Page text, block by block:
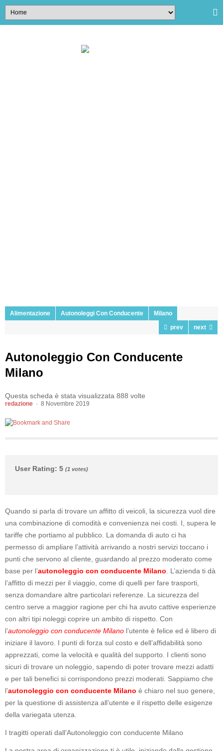
Alimentazione Autonoleggi Con Conducente
Milano
prev
next
Autonoleggio Con Conducente
Milano
Questa scheda è stata visualizzata 888 volte
redazione 8 Novembre 2019
User Rating: 5 (1 votes)
Quando si parla di trovare un affitto di veicoli, la sicurezza vuol dire
una combinazione di comodità e convenienza nei costi. I, supera le
tariffe che portiamo al pubblico. La domanda di auto ci ha
permesso di ampliare l’attività arrivando a nostri servizi toccano i
punti che servono al cliente, guardando al prezzo moderato come
base per l’autonoleggio con conducente Milano . L’azienda ti dà
l’affitto di mezzi per il viaggio, come di quelli per fare trasporti,
senza domandare altre particolari referenze. La sicurezza del
centro serve a maggior ragione per chi ha avuto cattive esperienze
con altri tipi noleggi coprire un ambito di rispetto. Con
l’autonoleggio con conducente Milano l’utente è felice ed è libero di
iniziare il lavoro. I punti di forza sul costo e dell’affidabilità sono
apprezzati, come la velocità e qualità del supporto. I clienti sono
sicuri di trovare un noleggio, sapendo di poter trovare mezzi adatti
e per tali benefici si corrispondono prezzi moderati. Sappiamo che
l’autonoleggio con conducente Milano è chiaro nel suo genere,
per la questione di assistenza all’utente e il rispetto delle esigenze
della variegata utenza.
I tragitti operati dall’Autonoleggio con conducente Milano